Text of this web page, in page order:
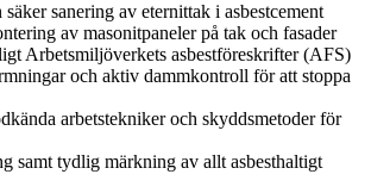
sanering av eternittak i asbestcement
av masonitpaneler på tak och fasader
Arbetsmiljöverkets asbestföreskrifter (AFS)
och aktiv dammkontroll för att stoppa
arbetstekniker och skyddsmetoder för
samt tydlig märkning av allt asbesthaltigt